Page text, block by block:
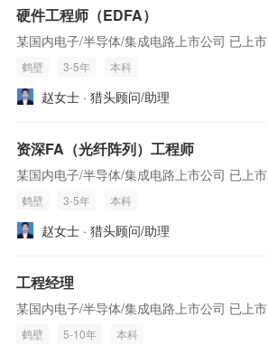
硬件工程师（EDFA）
某国内电子/半导体/集成电路上市公司 已上市
鹤壁 3-5年 本科
赵女士 · 猎头顾问/助理
资深FA（光纤阵列）工程师
某国内电子/半导体/集成电路上市公司 已上市
鹤壁 3-5年 本科
赵女士 · 猎头顾问/助理
工程经理
某国内电子/半导体/集成电路上市公司 已上市
鹤壁 5-10年 本科